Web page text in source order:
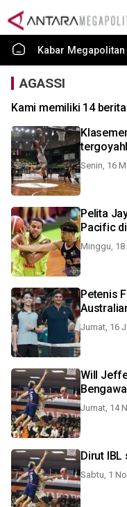
Kabar Megapolitan
AGASSI
Kami memiliki 14
Senin, 16
Pelita
Pacific
Minggu, 18
Petenis
Jumat, 16
Will
Jumat, 14
Dirut
Sabtu, 1